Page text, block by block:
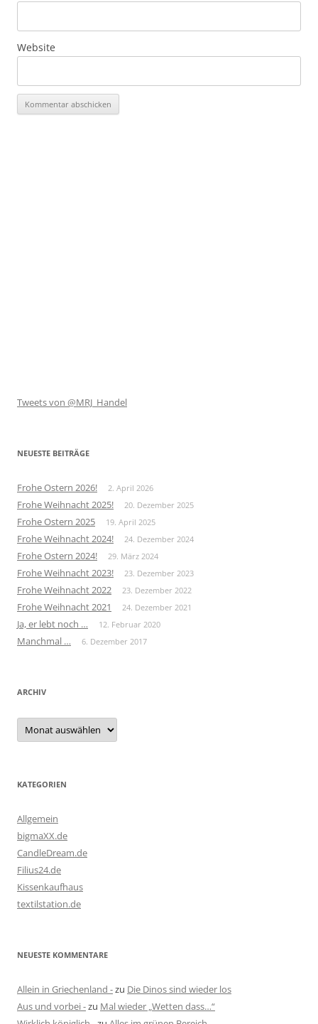
Website
Tweets von @MRJ_Handel
NEUESTE BEITRÄGE
Frohe Ostern 2026! 2. April 2026
Frohe Weihnacht 2025! 20. Dezember 2025
Frohe Ostern 2025 19. April 2025
Frohe Weihnacht 2024! 24. Dezember 2024
Frohe Ostern 2024! 29. März 2024
Frohe Weihnacht 2023! 23. Dezember 2023
Frohe Weihnacht 2022 23. Dezember 2022
Frohe Weihnacht 2021 24. Dezember 2021
Ja, er lebt noch … 12. Februar 2020
Manchmal … 6. Dezember 2017
ARCHIV
Archiv
KATEGORIEN
Allgemein
bigmaXX.de
CandleDream.de
Filius24.de
Kissenkaufhaus
textilstation.de
NEUESTE KOMMENTARE
Allein in Griechenland -zu Die Dinos sind wieder los
Aus und vorbei -zu Mal wieder „Wetten dass…“